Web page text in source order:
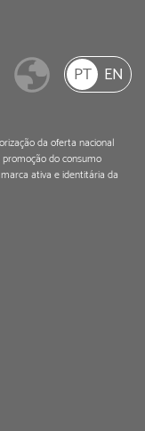
PT EN
da oferta nacional
do consumo
ativa e identitária da